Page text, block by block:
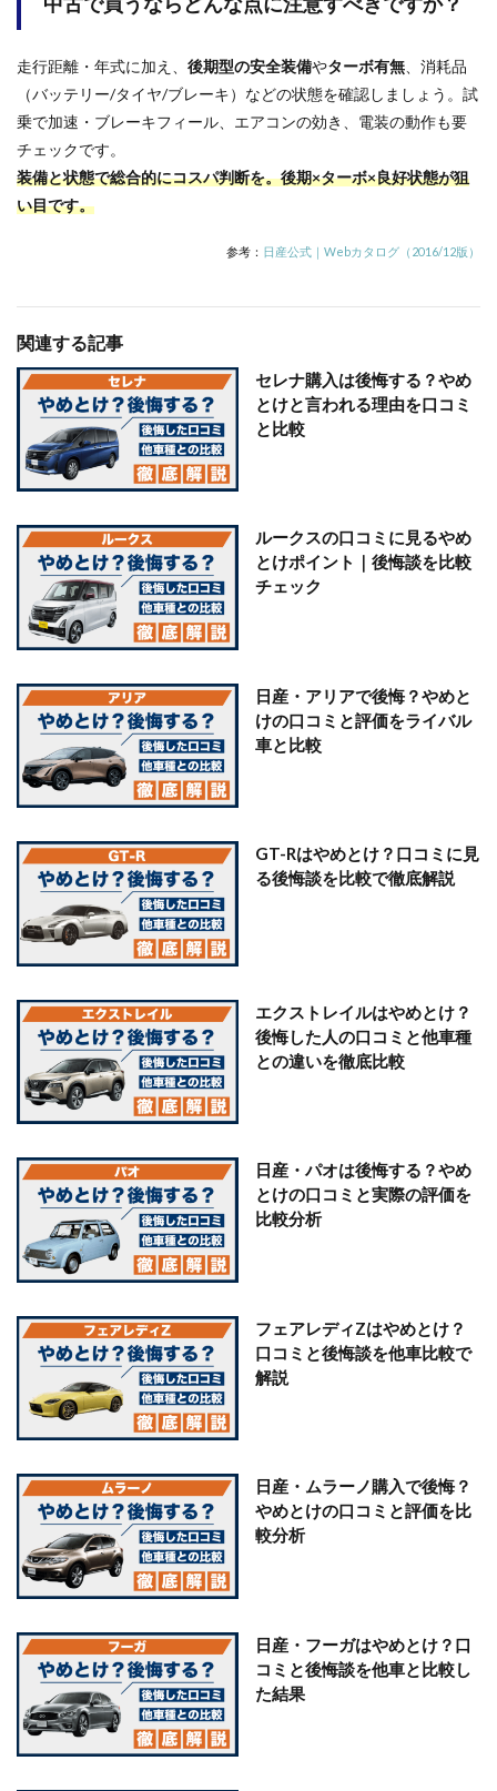
走行距離・年式に加え、 後期型の安全装備やターボ有無 、消耗品
（バッテリー/タイヤ/ブレーキ）などの状態を確認しましょう。試
乗で加速・ブレーキフィール、エアコンの効き、電装の動作も要
チェックです。
装備と状態で総合的にコスパ判断を。後期×ターボ×良好状態が狙
い目です。
参考： 日産公式｜Webカタログ（2016/12版）
関連する記事
セレナ購入は後悔する？やめ
とけと言われる理由を口コミ
と比較
ルークスの口コミに見るやめ
とけポイント｜後悔談を比較
チェック
日産・アリアで後悔？やめと
けの口コミと評価をライバル
車と比較
GT-Rはやめとけ？口コミに見
る後悔談を比較で徹底解説
エクストレイルはやめとけ？
後悔した人の口コミと他車種
との違いを徹底比較
日産・パオは後悔する？やめ
とけの口コミと実際の評価を
比較分析
フェアレディZはやめとけ？
口コミと後悔談を他車比較で
解説
日産・ムラーノ購入で後悔？
やめとけの口コミと評価を比
較分析
日産・フーガはやめとけ？口
コミと後悔談を他車と比較し
た結果